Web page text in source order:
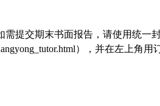
需提交期末书面报告，请使用统一
），并在左上角用